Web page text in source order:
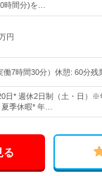
時間分)を…
円
働7時間30分）休憩: 60分残
日* 週休2日制（土・日）※
季休暇* 年…
る